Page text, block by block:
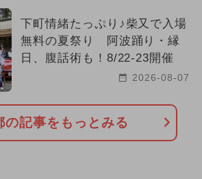
下町情緒たっぷり♪柴又で入場
無料の夏祭り 阿波踊り・縁
日、腹話術も！8/22-23開催
2026-08-07
の記事をもっとみる